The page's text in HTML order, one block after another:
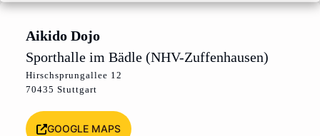
Aikido Dojo
Sporthalle im Bädle (NHV-Zuffenhausen)
Hirschsprungallee 12
70435 Stuttgart
GOOGLE MAPS